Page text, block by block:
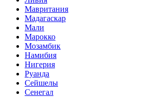
Мавритания
Мадагаскар
Мали
Марокко
Мозамбик
Намибия
Нигерия
Руанда
Сейшелы
Сенегал